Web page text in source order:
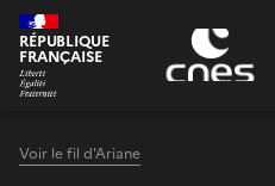
Panneau de gestion des cookies
RÉPUBLIQUE
FRANÇAISE
Voir le fil d'Ariane